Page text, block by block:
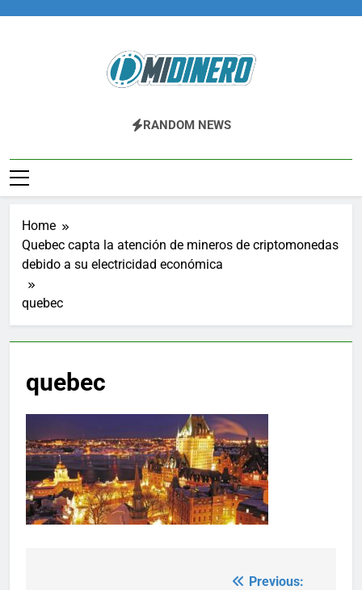
Midinero.co
Fintech, Criptomonedas
RANDOM NEWS
Home
Quebec capta la atención de mineros de criptomonedas
debido a su electricidad económica
quebec
quebec
Previous: